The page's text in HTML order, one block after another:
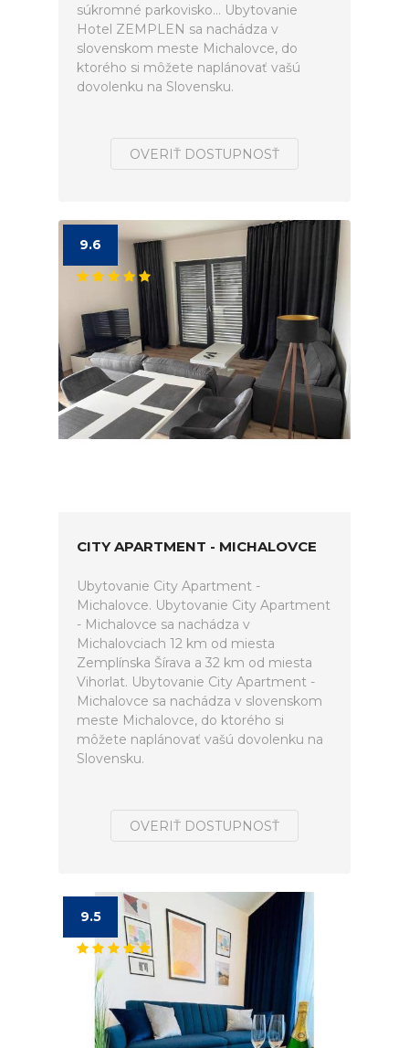
súkromné parkovisko... Ubytovanie
Hotel ZEMPLEN sa nachádza v
slovenskom meste Michalovce, do
ktorého si môžete naplánovať vašú
dovolenku na Slovensku.
OVERIŤ DOSTUPNOSŤ
9.6
CITY APARTMENT - MICHALOVCE
Ubytovanie City Apartment -
Michalovce. Ubytovanie City Apartment
- Michalovce sa nachádza v
Michalovciach 12 km od miesta
Zemplínska Šírava a 32 km od miesta
Vihorlat. Ubytovanie City Apartment -
Michalovce sa nachádza v slovenskom
meste Michalovce, do ktorého si
môžete naplánovať vašú dovolenku na
Slovensku.
OVERIŤ DOSTUPNOSŤ
9.5